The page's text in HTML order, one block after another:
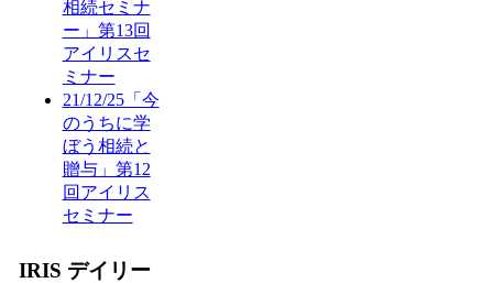
相続セミナ
ー」第13回
アイリスセ
ミナー
21/12/25「今
のうちに学
ぼう相続と
贈与」第12
回アイリス
セミナー
IRIS デイリー